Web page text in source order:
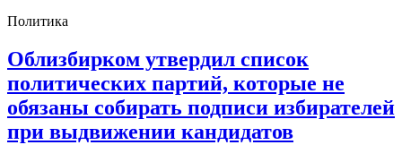
Политика
Облизбирком утвердил список
политических партий, которые не
обязаны собирать подписи избирателей
при выдвижении кандидатов